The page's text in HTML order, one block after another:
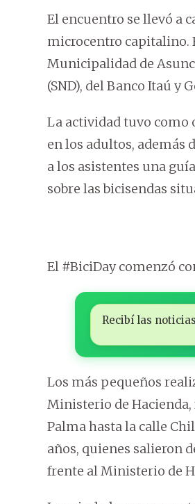
El encuentro se llevó a
microcentro capitalino.
Municipalidad de
(SND), del Banco Itaú y
La actividad tuvo como
en los adultos, además
a los asistentes una
sobre las bicisendas
El #BiciDay comenzó
Recibí las
Los más pequeños
Ministerio de
Palma hasta la calle
años, quienes salieron
frente al Ministerio de